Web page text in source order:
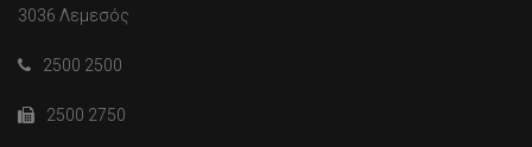
3036 Λεμεσός
2500 2500
2500 2750